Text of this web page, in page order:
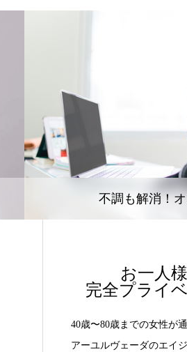
不調も解消！
お一人
完全プライ
40歳〜80歳までの女性が
アーユルヴェーダのエイ